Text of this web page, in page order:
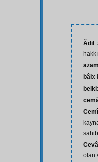
Âdil :
bâb:
belki
olan